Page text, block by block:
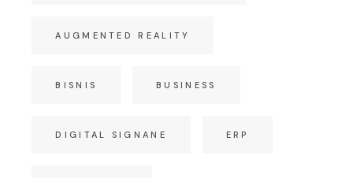
AUGMENTED REALITY
BISNIS BUSINESS
DIGITAL SIGNANE ERP